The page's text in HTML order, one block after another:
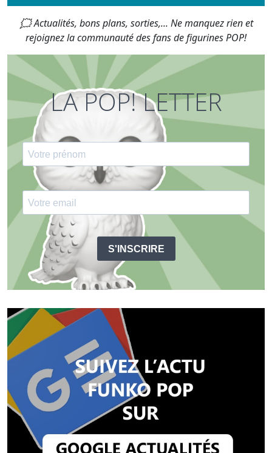
🗯 Actualités, bons plans, sorties,... Ne manquez rien et
rejoignez la communauté des fans de figurines POP!
LA POP! LETTER
S'INSCRIRE